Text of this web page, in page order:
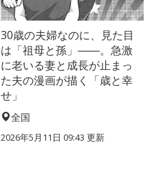
30歳の夫婦なのに、見た目
は「祖母と孫」――。急激
に老いる妻と成長が止まっ
た夫の漫画が描く「歳と幸
せ」
全国
2026年5月11日 09:43 更新